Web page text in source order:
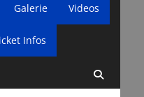
Galerie Videos
Infos